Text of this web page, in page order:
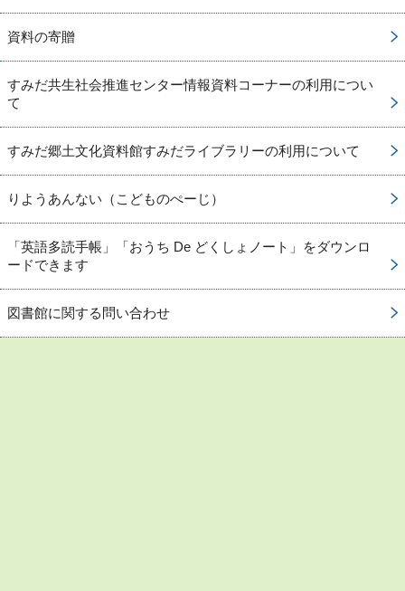
資料の寄贈
すみだ共生社会推進センター情報資料コーナーの利用につい
て
すみだ郷土文化資料館すみだライブラリーの利用について
りようあんない（こどものぺーじ）
「英語多読手帳」「おうち De どくしょノート」をダウンロ
ードできます
図書館に関する問い合わせ